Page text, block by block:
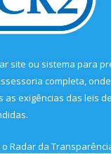
site ou sistema para
completa,
as exigências das leis
o Radar da